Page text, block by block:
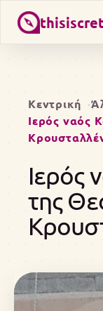
Κεντρική
Ιερός ναός
Ιερός
της